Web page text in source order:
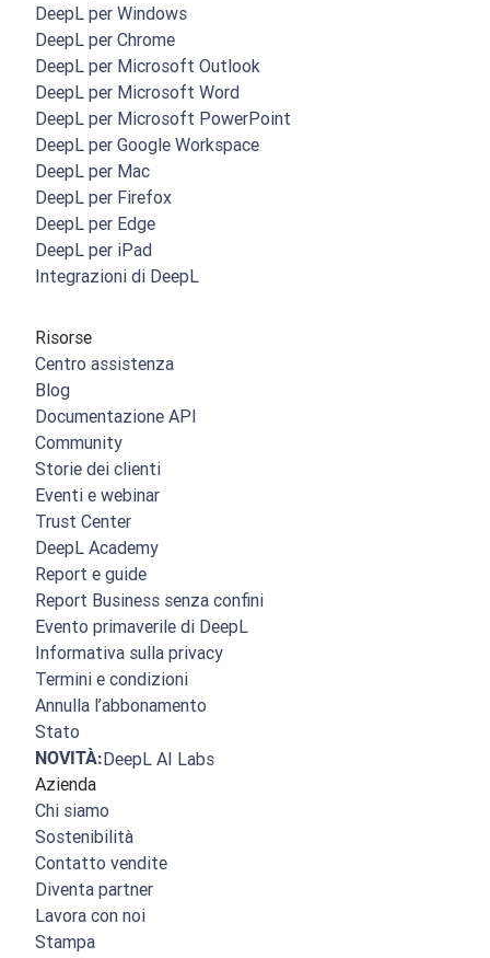
DeepL per Windows
DeepL per Chrome
DeepL per Microsoft Outlook
DeepL per Microsoft Word
DeepL per Microsoft PowerPoint
DeepL per Google Workspace
DeepL per Mac
DeepL per Firefox
DeepL per Edge
DeepL per iPad
Integrazioni di DeepL
Risorse
Centro assistenza
Blog
Documentazione API
Community
Storie dei clienti
Eventi e webinar
Trust Center
DeepL Academy
Report e guide
Report Business senza confini
Evento primaverile di DeepL
Informativa sulla privacy
Termini e condizioni
Annulla l’abbonamento
Stato
NOVITÀ:DeepL AI Labs
Azienda
Chi siamo
Sostenibilità
Contatto vendite
Diventa partner
Lavora con noi
Stampa